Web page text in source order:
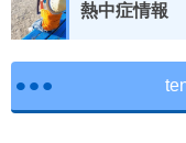
熱中症情報